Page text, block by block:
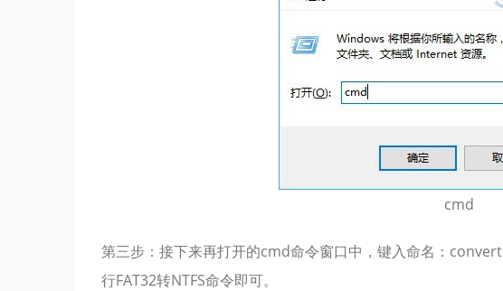
cmd
第三步：接下来再打开的cmd命令窗口中，键入命名：convert
行FAT32转NTFS命令即可。